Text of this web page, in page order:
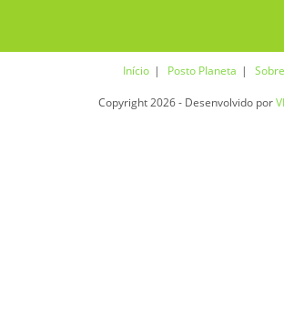
Início Posto Planeta Sobre
Copyright 2026 - Desenvolvido por